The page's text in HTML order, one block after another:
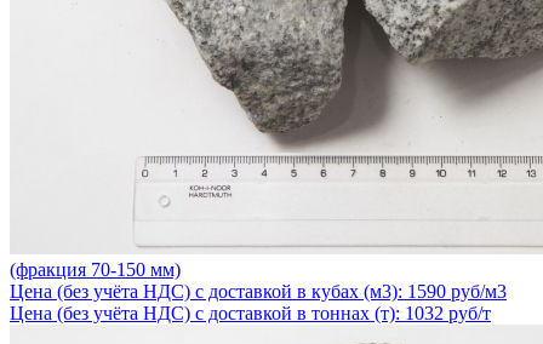
(фракция 70-150 мм)
Цена (без учёта НДС) с доставкой в кубах (м3): 1590 руб/м3
Цена (без учёта НДС) с доставкой в тоннах (т): 1032 руб/т